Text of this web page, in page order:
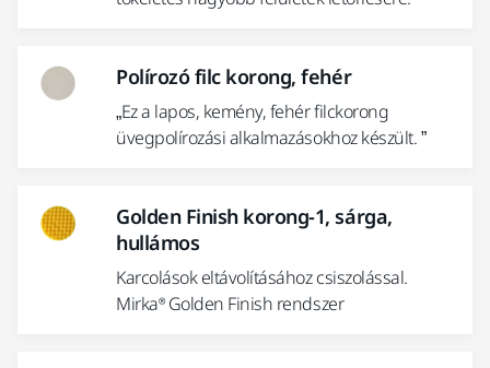
Polírozó filc korong, fehér
„Ez a lapos, kemény, fehér filckorong
üvegpolírozási alkalmazásokhoz készült. ”
Golden Finish korong-1, sárga,
hullámos
Karcolások eltávolításához csiszolással.
Mirka® Golden Finish rendszer